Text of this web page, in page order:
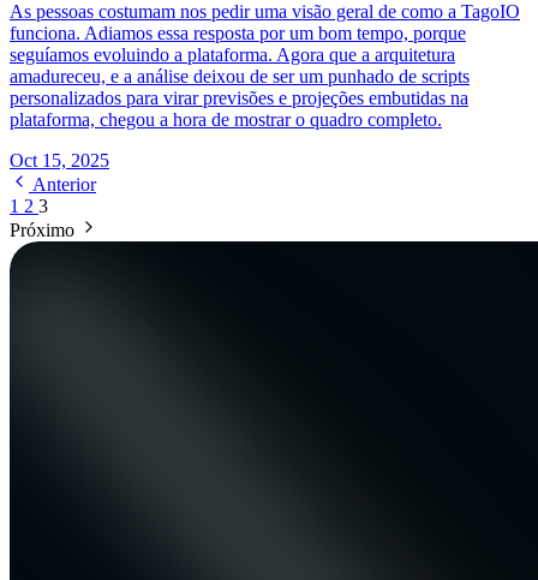
As pessoas costumam nos pedir uma visão geral de como a TagoIO
funciona. Adiamos essa resposta por um bom tempo, porque
seguíamos evoluindo a plataforma. Agora que a arquitetura
amadureceu, e a análise deixou de ser um punhado de scripts
personalizados para virar previsões e projeções embutidas na
plataforma, chegou a hora de mostrar o quadro completo.
Oct 15, 2025
Anterior
1 2 3
Próximo